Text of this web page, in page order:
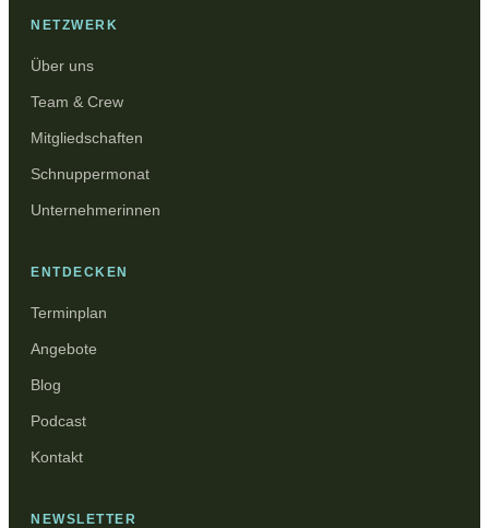
NETZWERK
Über uns
Team & Crew
Mitgliedschaften
Schnuppermonat
Unternehmerinnen
ENTDECKEN
Terminplan
Angebote
Blog
Podcast
Kontakt
NEWSLETTER